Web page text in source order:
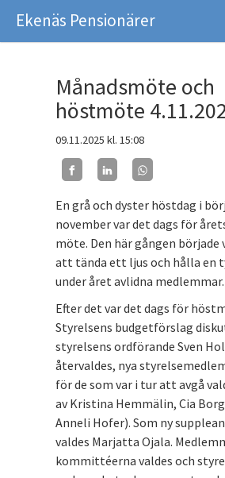
Ekenäs Pensionärer
Månadsmöte och
höstmöte
09.11.2025 kl. 15:08
En grå och dyster höstdag i
november var det dags för
möte. Den här gången
att tända ett ljus och hålla en
under året avlidna medlemmar.
Efter det var det dags för
Styrelsens budgetförslag
styrelsens ordförande Sven
återvaldes, nya
för de som var i tur att avgå
av Kristina Hemmälin, Cia
Anneli Hofer). Som ny
valdes Marjatta Ojala.
kommittéerna valdes och